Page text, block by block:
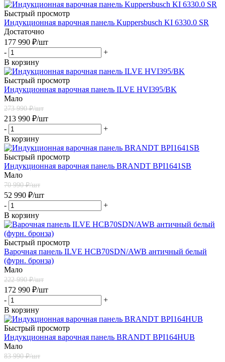
Быстрый просмотр
Индукционная варочная панель Kuppersbusch KI 6330.0 SR
Достаточно
177 990 ₽/шт
-
+
В корзину
Быстрый просмотр
Индукционная варочная панель ILVE HVI395/BK
Мало
273 990₽/шт
213 990 ₽/шт
-
+
В корзину
Быстрый просмотр
Индукционная варочная панель BRANDT BPI1641SB
Мало
70 990₽/шт
52 990 ₽/шт
-
+
В корзину
Быстрый просмотр
Варочная панель ILVE HCB70SDN/AWB античный белый
(фурн. бронза)
Мало
222 990₽/шт
172 990 ₽/шт
-
+
В корзину
Быстрый просмотр
Индукционная варочная панель BRANDT BPI164HUB
Мало
83 990₽/шт